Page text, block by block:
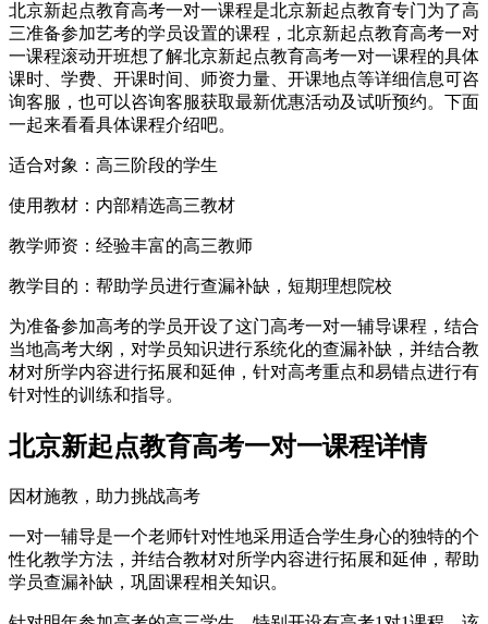
北京新起点教育高考一对一课程是北京新起点教育专门为了高
三准备参加艺考的学员设置的课程，北京新起点教育高考一对
一课程滚动开班想了解北京新起点教育高考一对一课程的具体
课时、学费、开课时间、师资力量、开课地点等详细信息可咨
询客服，也可以咨询客服获取最新优惠活动及试听预约。下面
一起来看看具体课程介绍吧。
适合对象：高三阶段的学生
使用教材：内部精选高三教材
教学师资：经验丰富的高三教师
教学目的：帮助学员进行查漏补缺，短期理想院校
为准备参加高考的学员开设了这门高考一对一辅导课程，结合
当地高考大纲，对学员知识进行系统化的查漏补缺，并结合教
材对所学内容进行拓展和延伸，针对高考重点和易错点进行有
针对性的训练和指导。
北京新起点教育高考一对一课程详情
因材施教，助力挑战高考
一对一辅导是一个老师针对性地采用适合学生身心的独特的个
性化教学方法，并结合教材对所学内容进行拓展和延伸，帮助
学员查漏补缺，巩固课程相关知识。